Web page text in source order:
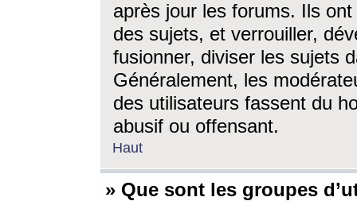
après jour les forums. Ils ont
des sujets, et verrouiller,
fusionner, diviser les sujets
Généralement, les
des utilisateurs fassent du
abusif ou offensant.
Haut
» Que sont les groupes